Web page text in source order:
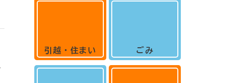
引越・住まい ごみ